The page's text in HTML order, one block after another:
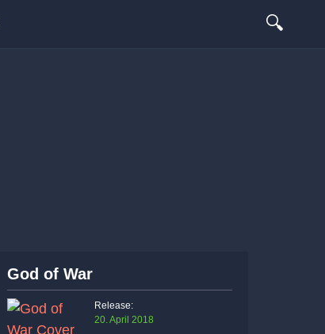
🔍
God of War
Release:
20. April 2018